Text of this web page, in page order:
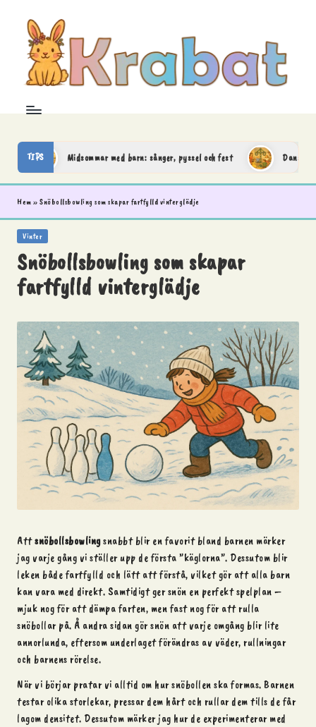
content
K
r
a
b
a
t
leken
börjar
och
fantasin
tar
vid
TIPSMidsommar med barn: sånger, pyssel och fest Dansa runt
Hem » Snöbollsbowling som skapar fartfylld vinterglädje
Posted
in
Vinter
Snöbollsbowling som skapar
fartfylld vinterglädje
Attsnöbollsbowlingsnabbt blir en favorit bland barnen märker
jag varje gång vi ställer upp de första ”käglorna”. Dessutom blir
leken både fartfylld och lätt att förstå, vilket gör att alla barn
kan vara med direkt. Samtidigt ger snön en perfekt spelplan –
mjuk nog för att dämpa farten, men fast nog för att rulla
snöbollar på. Å andra sidan gör snön att varje omgång blir lite
annorlunda, eftersom underlaget förändras av väder, rullningar
och barnens rörelse.
När vi börjar pratar vi alltid om hur snöbollen ska formas. Barnen
testar olika storlekar, pressar dem hårt och rullar dem tills de får
lagom densitet. Dessutom märker jag hur de experimenterar med